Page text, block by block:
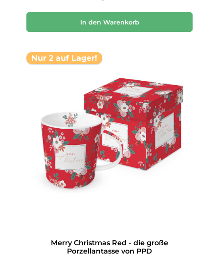
In den Warenkorb
Nur 2 auf Lager!
Merry Christmas Red - die große
Porzellantasse von PPD